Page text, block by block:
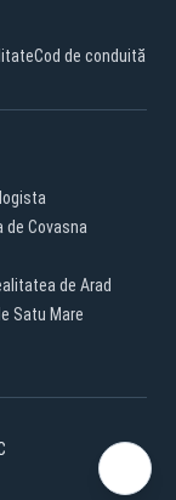
Cod de conduită
de Covasna
de Arad
Satu Mare